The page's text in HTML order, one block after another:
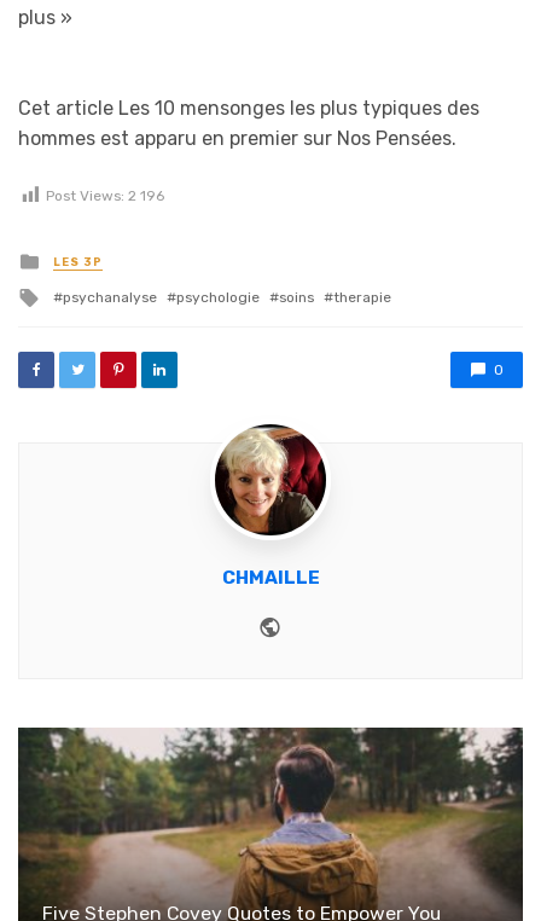
plus »
Cet article Les 10 mensonges les plus typiques des
hommes est apparu en premier sur Nos Pensées.
Post Views: 2 196
Posted in
LES 3P
Tagged with
psychanalyse psychologie soins therapie
0
CHMAILLE
Five Stephen Covey Quotes to Empower You